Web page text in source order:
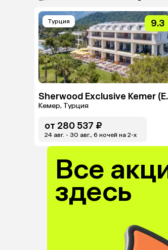
Турция 9.3
Кемер, Турция
от 280 537 ₽
24 авг. - 30 авг., 6 ночей на 2-x
Все
здесь